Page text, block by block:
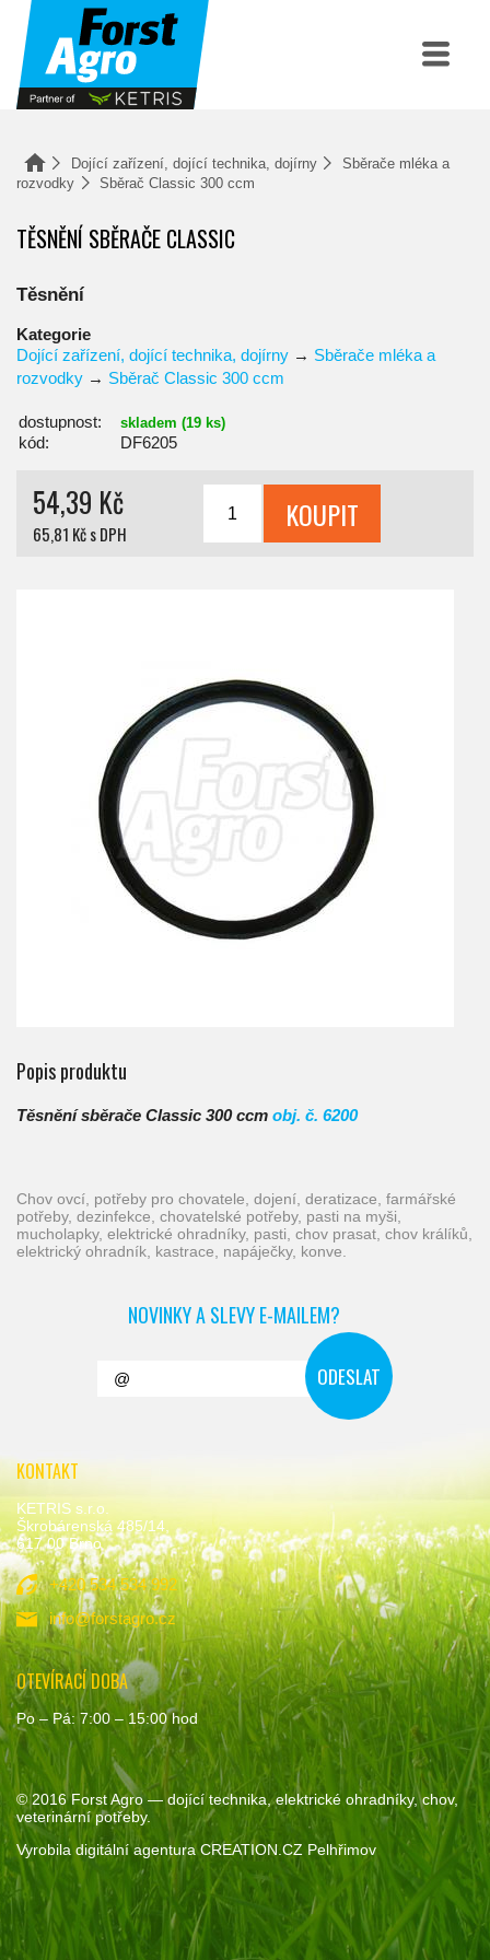
Dojící zařízení, dojící technika, dojírny
Sběrače mléka a
rozvodky
Sběrač Classic 300 ccm
TĚSNĚNÍ SBĚRAČE CLASSIC
Těsnění
Kategorie
Dojící zařízení, dojící technika, dojírny → Sběrače mléka a
rozvodky → Sběrač Classic 300 ccm
dostupnost: skladem (19 ks)
kód: DF6205
54,39 Kč
65,81 Kč s DPH
Popis produktu
Těsnění sběrače Classic 300 ccm obj. č. 6200
chov ovcí, potřeby pro chovatele, dojení, deratizace, farmářské
potřeby, dezinfekce, chovatelské potřeby, pasti na myši,
mucholapky, elektrické ohradníky, pasti, chov prasat, chov králíků,
elektrický ohradník, kastrace, napáječky, konve.
NOVINKY A SLEVY E-MAILEM?
KONTAKT
KETRIS s.r.o.
Škrobárenská 485/14,
617 00 Brno
+420 534 534 992
info@forstagro.cz
OTEVÍRACÍ DOBA
Po – Pá: 7:00 – 15:00 hod
© 2016Forst Agro— dojící technika, elektrické ohradníky, chov,
veterinární potřeby.
Vyrobila digitální agentura CREATION.CZ Pelhřimov